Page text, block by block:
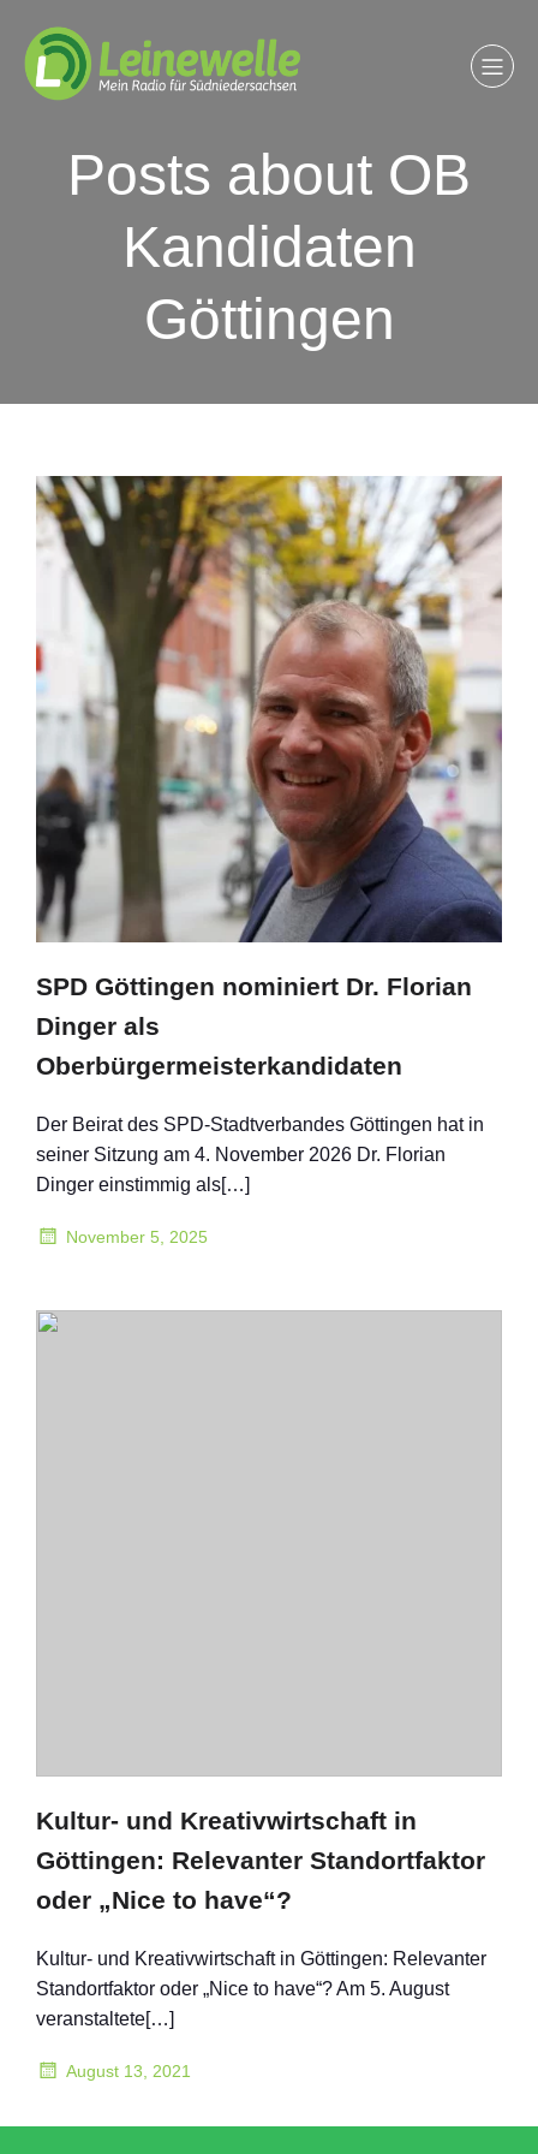
Posts about OB
Kandidaten
Göttingen
SPD Göttingen nominiert Dr. Florian
Dinger als
Oberbürgermeisterkandidaten
Der Beirat des SPD-Stadtverbandes Göttingen hat in
seiner Sitzung am 4. November 2026 Dr. Florian
Dinger einstimmig als[…]
November 5, 2025
Kultur- und Kreativwirtschaft in
Göttingen: Relevanter Standortfaktor
oder „Nice to have“?
Kultur- und Kreativwirtschaft in Göttingen: Relevanter
Standortfaktor oder „Nice to have“? Am 5. August
veranstaltete[…]
August 13, 2021